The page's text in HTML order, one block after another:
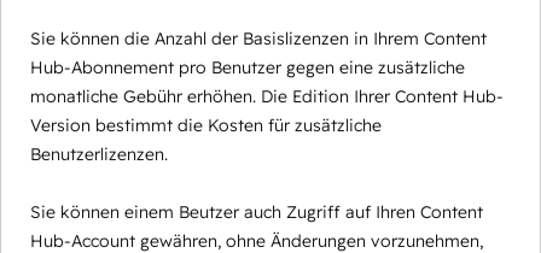
Sie können die Anzahl der Basislizenzen in Ihrem Content
Hub-Abonnement pro Benutzer gegen eine zusätzliche
monatliche Gebühr erhöhen. Die Edition Ihrer Content Hub-
Version bestimmt die Kosten für zusätzliche
Benutzerlizenzen.
Sie können einem Beutzer auch Zugriff auf Ihren Content
Hub-Account gewähren, ohne Änderungen vorzunehmen,